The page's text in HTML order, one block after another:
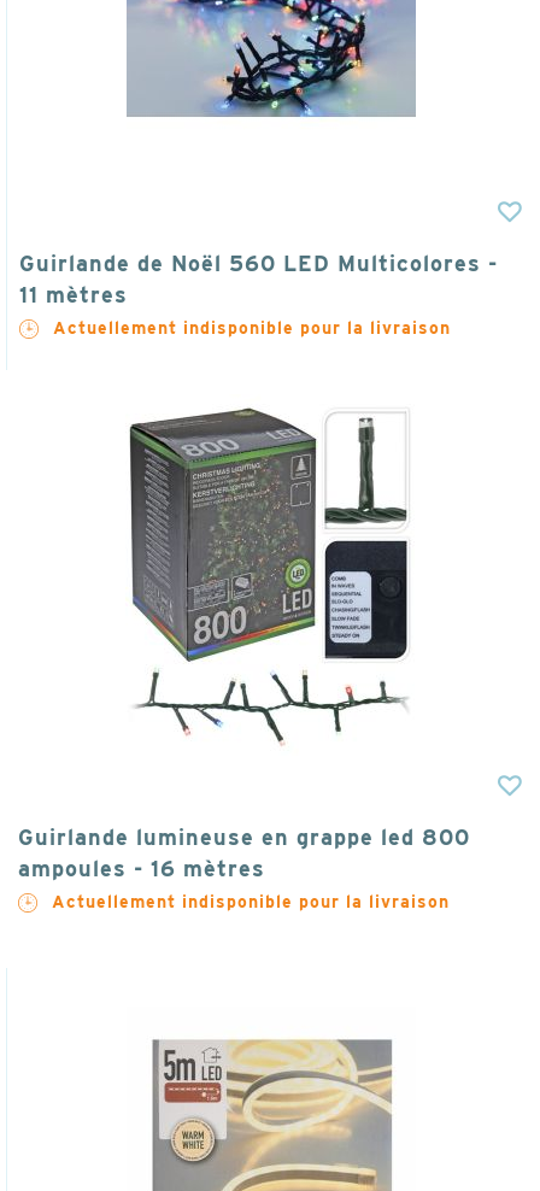
Guirlande de Noël 560 LED Multicolores -
11 mètres
Actuellement indisponible pour la livraison
Guirlande lumineuse en grappe led 800
ampoules - 16 mètres
Actuellement indisponible pour la livraison